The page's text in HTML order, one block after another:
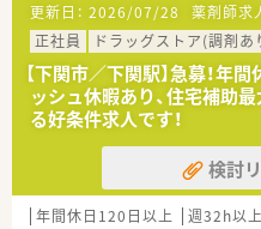
＜研修制度＞
■年次ごとのステップアッ
OTC、保険制度などテー
す。がん認定専門薬剤師
師のサポートもございま
る事も可能ですので、ご
ます。
＜法人特徴＞
■福岡県北九州市を中心に
更新日： 2026/07/28 薬剤師求
正社員
ドラッグストア(調剤あ
【下関市／下関駅】急募！年
ッシュ休暇あり、住宅補助
る好条件求人です！
検討
年間休日120日以上 週32h以上